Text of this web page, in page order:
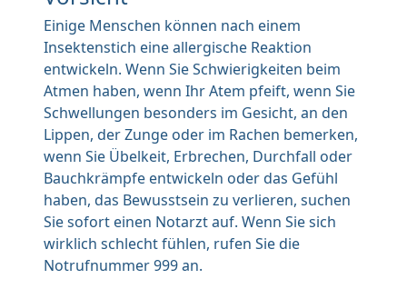
Einige Menschen können nach einem
Insektenstich eine allergische Reaktion
entwickeln. Wenn Sie Schwierigkeiten beim
Atmen haben, wenn Ihr Atem pfeift, wenn Sie
Schwellungen besonders im Gesicht, an den
Lippen, der Zunge oder im Rachen bemerken,
wenn Sie Übelkeit, Erbrechen, Durchfall oder
Bauchkrämpfe entwickeln oder das Gefühl
haben, das Bewusstsein zu verlieren, suchen
Sie sofort einen Notarzt auf. Wenn Sie sich
wirklich schlecht fühlen, rufen Sie die
Notrufnummer 999 an.